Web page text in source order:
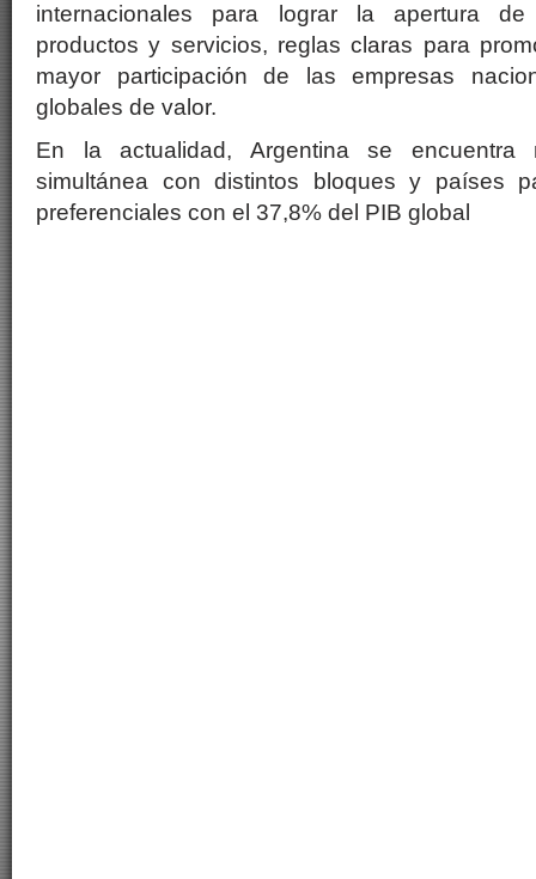
internacionales para lograr la apertura
productos y servicios, reglas claras para
mayor participación de las empresas
globales de valor.
En la actualidad, Argentina se encuentra
simultánea con distintos bloques y países
preferenciales con el 37,8% del PIB global